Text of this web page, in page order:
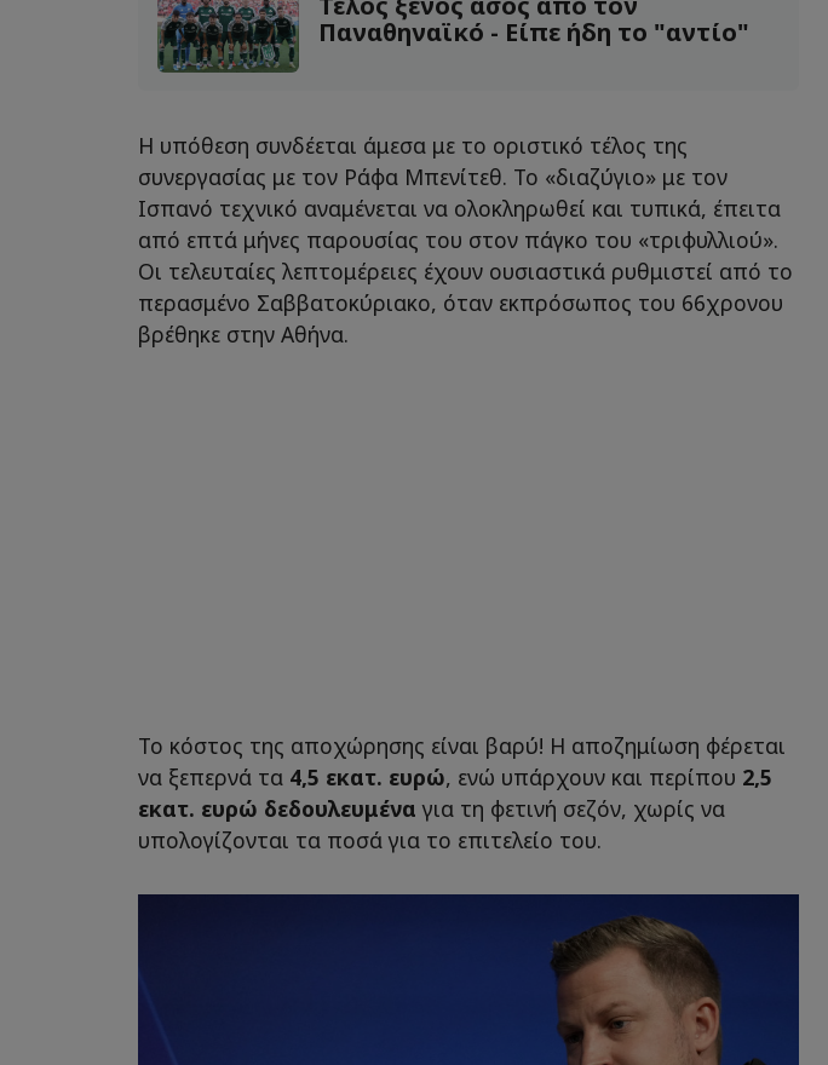
Παναθηναϊκό - Είπε ήδη το "αντίο"
Η υπόθεση συνδέεται άμεσα με το οριστικό τέλος της
συνεργασίας με τον Ράφα Μπενίτεθ. Το «διαζύγιο» με τον
Ισπανό τεχνικό αναμένεται να ολοκληρωθεί και τυπικά, έπειτα
από επτά μήνες παρουσίας του στον πάγκο του «τριφυλλιού».
Οι τελευταίες λεπτομέρειες έχουν ουσιαστικά ρυθμιστεί από το
περασμένο Σαββατοκύριακο, όταν εκπρόσωπος του 66χρονου
βρέθηκε στην Αθήνα.
Το κόστος της αποχώρησης είναι βαρύ! Η αποζημίωση φέρεται
να ξεπερνά τα 4,5 εκατ. ευρώ, ενώ υπάρχουν και περίπου 2,5
εκατ. ευρώ δεδουλευμένα για τη φετινή σεζόν, χωρίς να
υπολογίζονται τα ποσά για το επιτελείο του.